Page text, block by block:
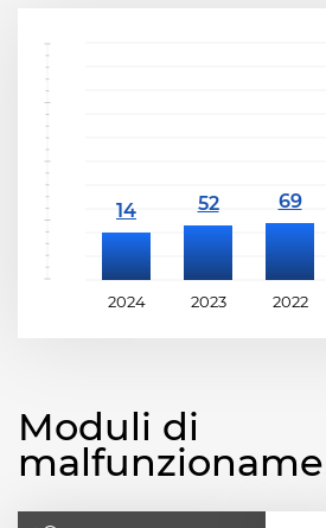
2024 2023 2022
Moduli di